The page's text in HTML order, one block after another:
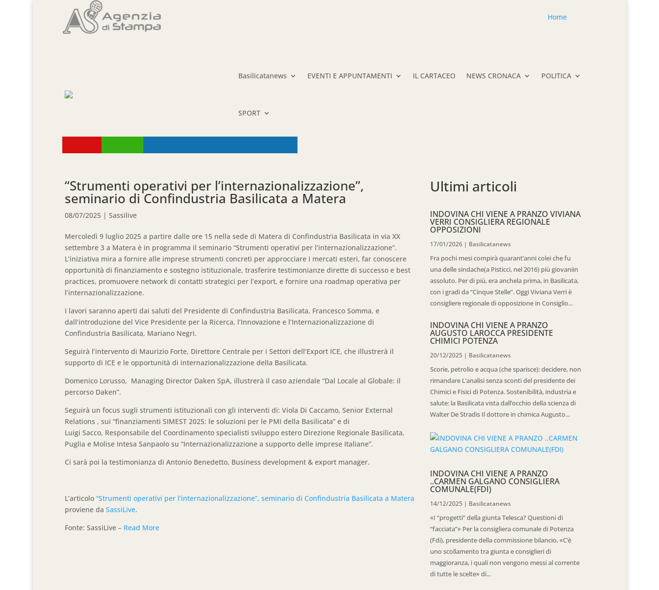
Home
Basilicatanews EVENTI E APPUNTAMENTI IL CARTACEO NEWS CRONACA POLITICA
SPORT
“Strumenti operativi per l’internazionalizzazione”,
seminario di Confindustria Basilicata a Matera
08/07/2025 |Sassilive
Mercoledì 9 luglio 2025 a partire dalle ore 15 nella sede di Matera di Confindustria Basilicata in via XX
settembre 3 a Matera è in programma il seminario “Strumenti operativi per l’internazionalizzazione”.
L’iniziativa mira a fornire alle imprese strumenti concreti per approcciare i mercati esteri, far conoscere
opportunità di finanziamento e sostegno istituzionale, trasferire testimonianze dirette di successo e best
practices, promuovere network di contatti strategici per l’export, e fornire una roadmap operativa per
l’internazionalizzazione.
I lavori saranno aperti dai saluti del Presidente di Confindustria Basilicata, Francesco Somma, e
dall’introduzione del Vice Presidente per la Ricerca, l’Innovazione e l’Internazionalizzazione di
Confindustria Basilicata, Mariano Negri.
Seguirà l’intervento di Maurizio Forte, Direttore Centrale per i Settori dell’Export ICE, che illustrerà il
supporto di ICE e le opportunità di internazionalizzazione della Basilicata.
Domenico Lorusso, Managing Director Daken SpA, illustrerà il caso aziendale “Dal Locale al Globale: il
percorso Daken”.
Seguirà un focus sugli strumenti istituzionali con gli interventi di: Viola Di Caccamo, Senior External
Relations , sui “finanziamenti SIMEST 2025: le soluzioni per le PMI della Basilicata” e di
Luigi Sacco, Responsabile del Coordinamento specialisti sviluppo estero Direzione Regionale Basilicata,
Puglia e Molise Intesa Sanpaolo su “Internazionalizzazione a supporto delle imprese Italiane”.
Ci sarà poi la testimonianza di Antonio Benedetto, Business development & export manager.
L’articolo“Strumenti operativi per l’internazionalizzazione”, seminario di Confindustria Basilicata a Matera
proviene daSassiLive.
Fonte: SassiLive – Read More
Ultimi articoli
INDOVINA CHI VIENE A PRANZO VIVIANA
VERRI CONSIGLIERA REGIONALE
OPPOSIZIONI
17/01/2026| Basilicatanews
Fra pochi mesi compirà quarant’anni colei che fu
una delle sindache(a Pisticci, nel 2016) più giovaniin
assoluto. Per di più, era anchela prima, in Basilicata,
con i gradi da “Cinque Stelle”. Oggi Viviana Verri è
consigliere regionale di opposizione in Consiglio...
INDOVINA CHI VIENE A PRANZO
AUGUSTO LAROCCA PRESIDENTE
CHIMICI POTENZA
20/12/2025 | Basilicatanews
Scorie, petrolio e acqua (che sparisce): decidere, non
rimandare L’analisi senza sconti del presidente dei
Chimici e Fisici di Potenza. Sostenibilità, industria e
salute: la Basilicata vista dall’occhio della scienza di
Walter De Stradis Il dottore in chimica Augusto...
INDOVINA CHI VIENE A PRANZO
..CARMEN GALGANO CONSIGLIERA
COMUNALE(FDI)
14/12/2025 | Basilicatanews
«I “progetti” della giunta Telesca? Questioni di
“facciata”» Per la consigliera comunale di Potenza
(Fdi), presidente della commissione bilancio, «C’è
uno scollamento tra giunta e consiglieri di
maggioranza, i quali non vengono messi al corrente
di tutte le scelte» di...